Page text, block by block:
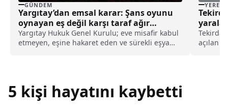
GÜNDEM
Yargıtay’dan emsal karar: Şans oyunu
oynayan eş değil karşı taraf ağır
kusurlu sayıldı
Yargıtay Hukuk Genel Kurulu; eve misafir kabul
etmeyen, eşine hakaret eden ve sürekli eşya
YEREL
açılan
5 kişi hayatını kaybetti